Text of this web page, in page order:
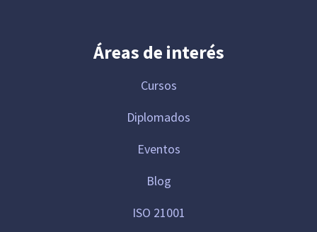
Áreas de interés
Cursos
Diplomados
Eventos
Blog
ISO 21001